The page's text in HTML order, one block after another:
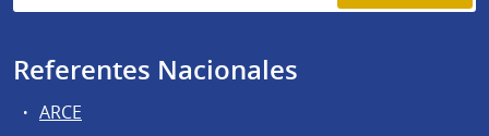
Referentes Nacionales
ARCE